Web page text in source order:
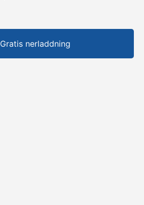
Gratis nerladdning